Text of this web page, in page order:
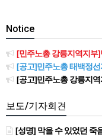
Notice
[민주노총 강릉지역지부]민주
[공고]민주노총 태백정선지
[공고]민주노총 강릉지역
보도/기자회견
[성명] 막을 수 있었던 죽음, HL만도가 책임져